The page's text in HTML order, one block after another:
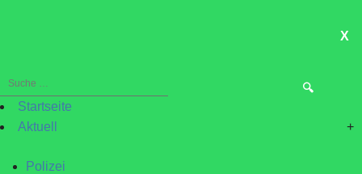
X
Suche
nach:Startseite
Aktuell
+
Polizei